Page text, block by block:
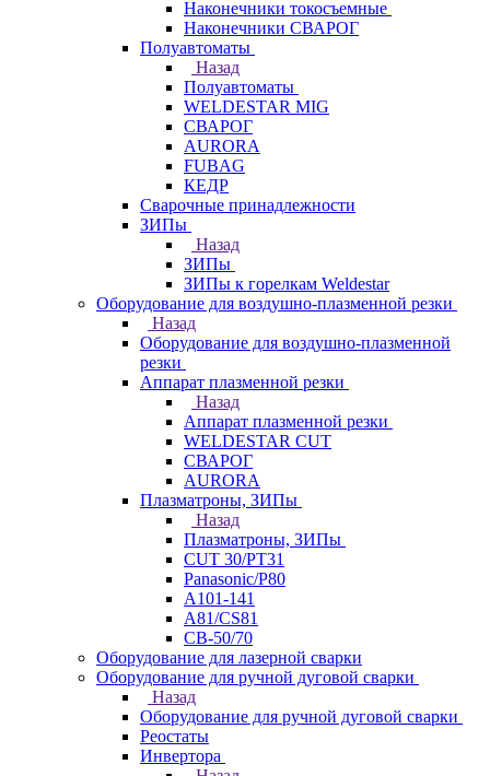
Наконечники токосъемные
Наконечники СВАРОГ
Полуавтоматы
Назад
Полуавтоматы
WELDESTAR MIG
СВАРОГ
AURORA
FUBAG
КЕДР
Сварочные принадлежности
ЗИПы
Назад
ЗИПы
ЗИПы к горелкам Weldestar
Оборудование для воздушно-плазменной резки
Назад
Оборудование для воздушно-плазменной
резки
Аппарат плазменной резки
Назад
Аппарат плазменной резки
WELDESTAR CUT
СВАРОГ
AURORA
Плазматроны, ЗИПы
Назад
Плазматроны, ЗИПы
CUT 30/PT31
Panasonic/P80
А101-141
А81/CS81
СВ-50/70
Оборудование для лазерной сварки
Оборудование для ручной дуговой сварки
Назад
Оборудование для ручной дуговой сварки
Реостаты
Инвертора